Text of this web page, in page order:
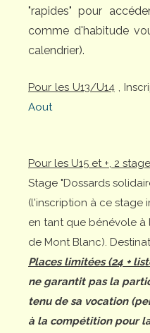
"rapides" pour
comme d'habitude
calendrier).
Pour les U13/U14,
Aout
Pour les U15 et +, 2
Stage "Dossards
(l'inscription à ce stage
en tant que bénévole à
de Mont Blanc).
Places limitées (24 +
ne garantit pas la
tenu de sa vocation
à la compétition pour